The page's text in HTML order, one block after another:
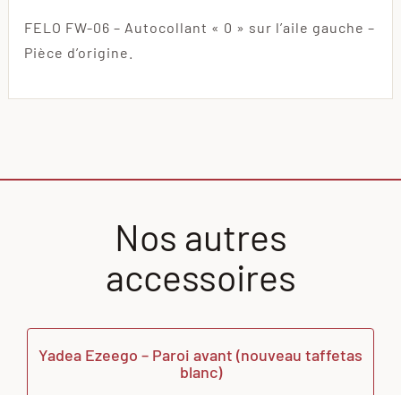
FELO FW-06 – Autocollant « 0 » sur l’aile gauche –
Pièce d’origine.
Nos autres
accessoires
Yadea Ezeego – Paroi avant (nouveau taffetas
blanc)